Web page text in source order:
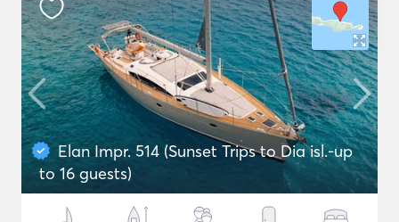
Elan Impr. 514 (Sunset Trips to Dia isl.-up
to 16 guests)